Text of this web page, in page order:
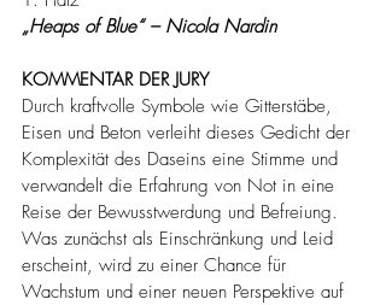
„Heaps of Blue“ – Nicola Nardin
KOMMENTAR DER JURY
Durch kraftvolle Symbole wie Gitterstäbe,
Eisen und Beton verleiht dieses Gedicht der
Komplexität des Daseins eine Stimme und
verwandelt die Erfahrung von Not in eine
Reise der Bewusstwerdung und Befreiung.
Was zunächst als Einschränkung und Leid
erscheint, wird zu einer Chance für
Wachstum und einer neuen Perspektive auf